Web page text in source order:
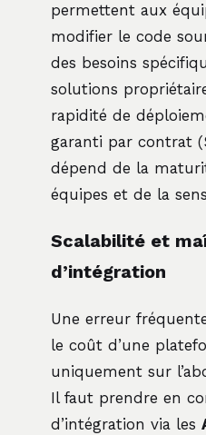
permettent aux
modifier le code
des besoins
solutions
rapidité de
garanti par contrat
dépend de la
équipes et de la
Scalabilité et
d’intégration
Une erreur
le coût d’une
uniquement sur
Il faut prendre en
d’intégration via les